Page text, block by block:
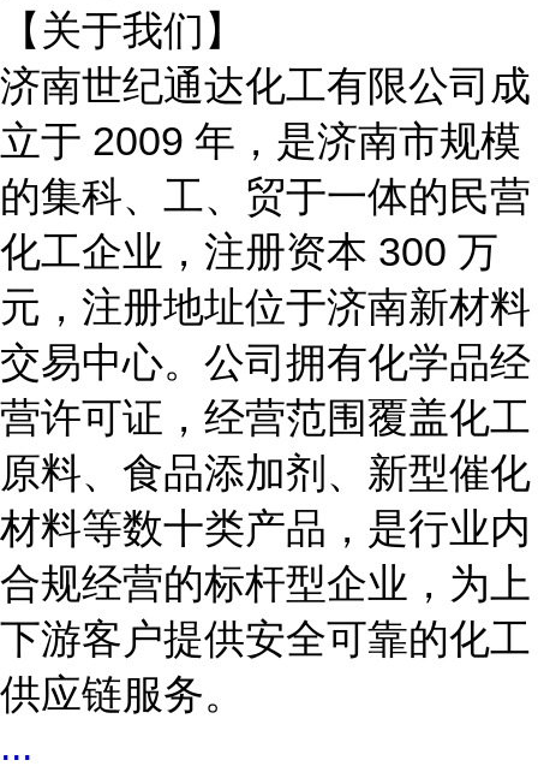
【关于我们】
济南世纪通达化工有限公司成
立于 2009 年，是济南市规模
的集科、工、贸于一体的民营
化工企业，注册资本 300 万
元，注册地址位于济南新材料
交易中心。公司拥有化学品经
营许可证，经营范围覆盖化工
原料、食品添加剂、新型催化
材料等数十类产品，是行业内
合规经营的标杆型企业，为上
下游客户提供安全可靠的化工
供应链服务。
...